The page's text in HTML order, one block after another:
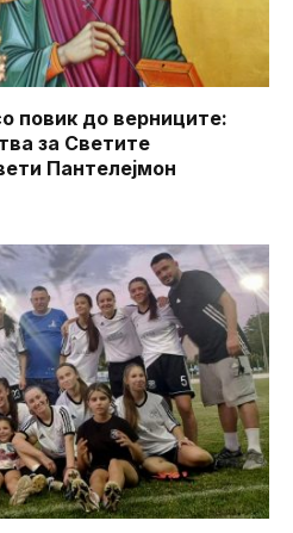
повик до верниците:
за Светите
Пантелејмон